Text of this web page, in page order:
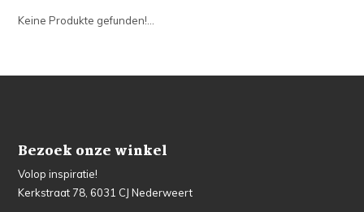
Keine Produkte gefunden!...
Bezoek onze winkel
Volop inspiratie!
Kerkstraat 78, 6031 CJ Nederweert